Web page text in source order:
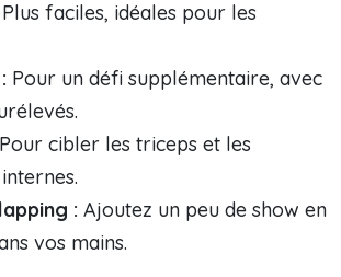
Plus faciles, idéales pour les
Pour un défi supplémentaire, avec
Pour cibler les triceps et les
: Ajoutez un peu de show en
vos mains.